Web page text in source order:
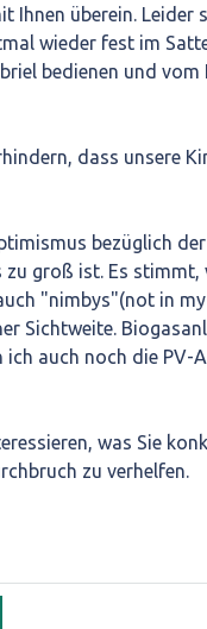
Ihnen überein.
wieder fest im
bedienen und
dass unsere
bezüglich
zu groß ist. Es stimmt,
"nimbys"(not in
Sichtweite.
auch noch die PV-
was Sie
zu verhelfen.